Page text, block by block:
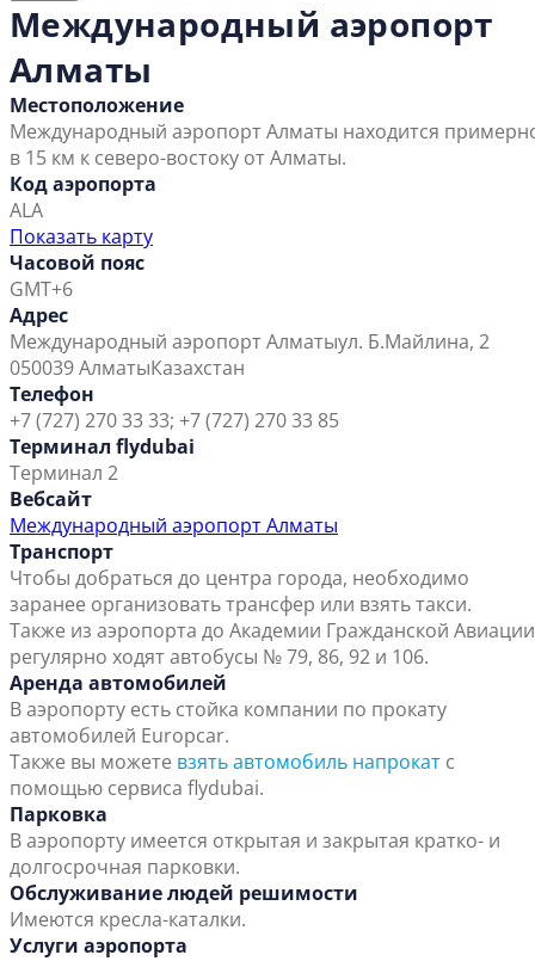
Международный аэропорт
Алматы
Местоположение
Международный аэропорт Алматы находится
в 15 км к северо-востоку от Алматы.
Код аэропорта
ALA
Показать карту
Часовой пояс
GMT+6
Адрес
Международный аэропорт Алматыул. Б.Майлина, 2
050039 АлматыКазахстан
Телефон
+7 (727) 270 33 33; +7 (727) 270 33 85
Терминал flydubai
Терминал 2
Вебсайт
Международный аэропорт Алматы
Транспорт
Чтобы добраться до центра города, необходимо
заранее организовать трансфер или взять такси.
Также из аэропорта до Академии Гражданской Авиации
регулярно ходят автобусы № 79, 86, 92 и 106.
Аренда автомобилей
В аэропорту есть стойка компании по прокату
автомобилей Europcar.
Также вы можете взять автомобиль напрокат с
помощью сервиса flydubai.
Парковка
В аэропорту имеется открытая и закрытая кратко- и
долгосрочная парковки.
Обслуживание людей решимости
Имеются кресла-каталки.
Услуги аэропорта